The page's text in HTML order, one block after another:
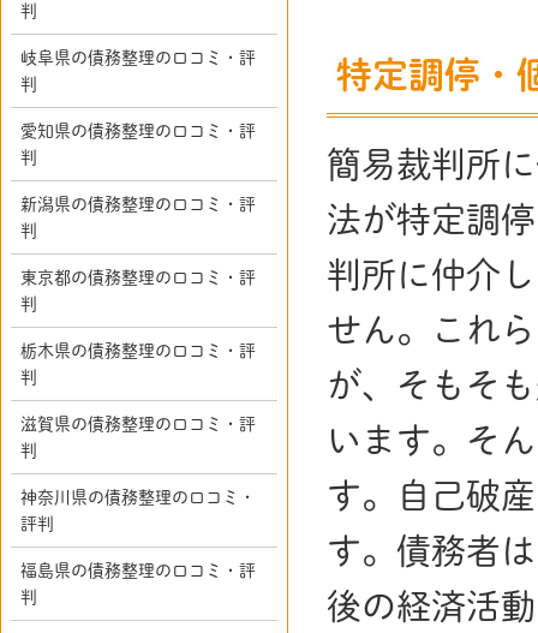
特定調停・
簡易裁判所
法が特定調
判所に仲介
せん。これ
が、そもそ
います。そ
す。自己破
す。債務者
後の経済活
判
岐阜県の債務整理の口コミ・評
判
愛知県の債務整理の口コミ・評
判
新潟県の債務整理の口コミ・評
判
東京都の債務整理の口コミ・評
判
栃木県の債務整理の口コミ・評
判
滋賀県の債務整理の口コミ・評
判
神奈川県の債務整理の口コミ・
評判
福島県の債務整理の口コミ・評
判